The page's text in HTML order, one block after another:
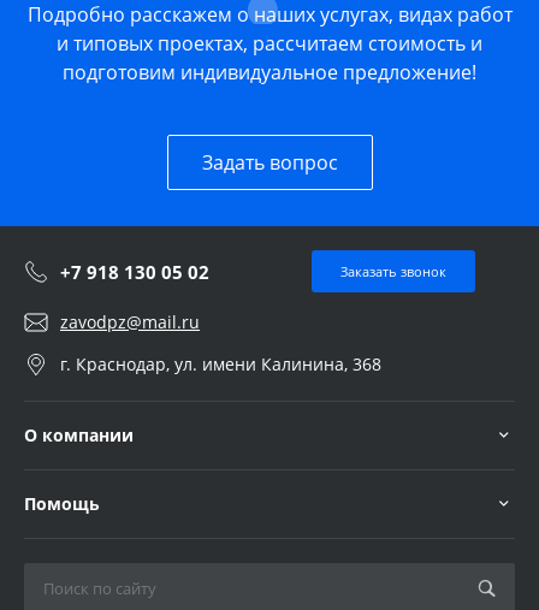
Подробно расскажем о наших услугах, видах работ
и типовых проектах, рассчитаем стоимость и
подготовим индивидуальное предложение!
Задать вопрос
+7 918 130 05 02 Заказать звонок
zavodpz@mail.ru
г. Краснодар, ул. имени Калинина, 368
О компании
Помощь